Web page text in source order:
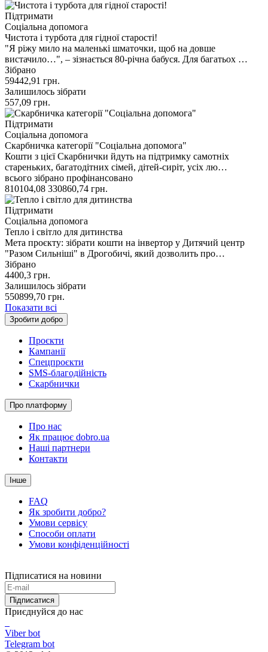
Підтримати
Соціальна допомога
Чистота і турбота для гідної старості!
"Я ріжу мило на маленькі шматочки, щоб на довше
вистачило…", – зізнається 80-річна бабуся. Для багатьох …
Зібрано
59442,91 грн.
Залишилось зібрати
557,09 грн.
Підтримати
Соціальна допомога
Скарбничка категорії "Соціальна допомога"
Кошти з цієї Скарбнички йдуть на підтримку самотніх
стареньких, багатодітних сімей, дітей-сиріт, усіх лю…
всього зібрано профінансовано
810104,08 330860,74 грн.
Підтримати
Соціальна допомога
Тепло і світло для дитинства
Мета проєкту: зібрати кошти на інвертор у Дитячий центр
"Разом Сильніші" в Дрогобичі, який дозволить про…
Зібрано
4400,3 грн.
Залишилось зібрати
550899,70 грн.
Показати всі
Зробити добро
Проєкти
Кампанії
Спецпроєкти
SMS-благодійність
Скарбнички
Про платформу
Про нас
Як працює dobro.ua
Наші партнери
Контакти
Інше
FAQ
Як зробити добро?
Умови сервісу
Способи оплати
Умови конфіденційності
Підписатися на новини
Підписатися
Приєднуйся до нас
Viber bot
Telegram bot